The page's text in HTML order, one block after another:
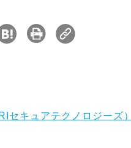
セキュアテクノロジーズ）